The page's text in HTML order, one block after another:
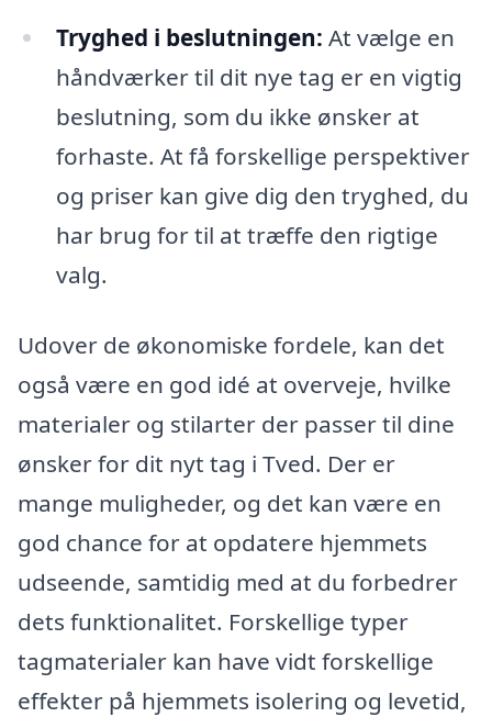
Tryghed i beslutningen: At vælge en
håndværker til dit nye tag er en vigtig
beslutning, som du ikke ønsker at
forhaste. At få forskellige perspektiver
og priser kan give dig den tryghed, du
har brug for til at træffe den rigtige
valg.
Udover de økonomiske fordele, kan det
også være en god idé at overveje, hvilke
materialer og stilarter der passer til dine
ønsker for dit nyt tag i Tved. Der er
mange muligheder, og det kan være en
god chance for at opdatere hjemmets
udseende, samtidig med at du forbedrer
dets funktionalitet. Forskellige typer
tagmaterialer kan have vidt forskellige
effekter på hjemmets isolering og levetid,